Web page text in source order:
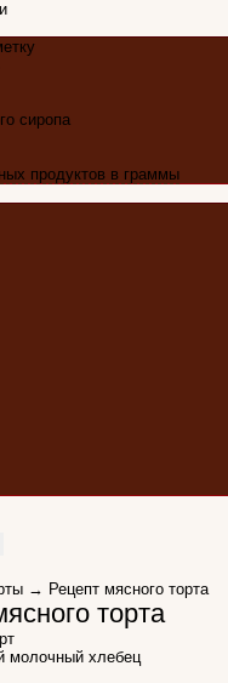
сиропа
продуктов в граммы
→ Рецепт мясного торта
торта
молочный хлебец